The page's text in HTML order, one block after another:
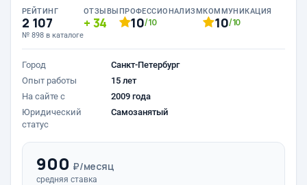
РЕЙТИНГ
2 107
№ 898 в каталоге
ОТЗЫВЫ
34
ПРОФЕССИОНАЛИЗМ
10/10
КОММУНИКАЦИЯ
10/10
Город
Санкт-Петербург
Опыт работы
15 лет
На сайте с
2009 года
Юридический
статус
Самозанятый
900 ₽/месяц
средняя ставка